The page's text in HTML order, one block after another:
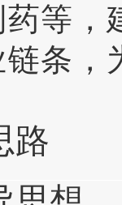
等，
条，
路